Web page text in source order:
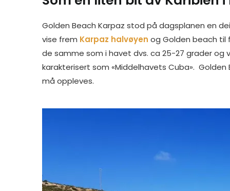
o
k
d
n
r
s
t
e
e
r
Golden Beach Karpaz stod på dagsplanen en
vise frem Karpaz halvøyen og Golden beach til
de samme som i havet dvs. ca 25-27 grader og
karakterisert som «Middelhavets Cuba».
må oppleves.